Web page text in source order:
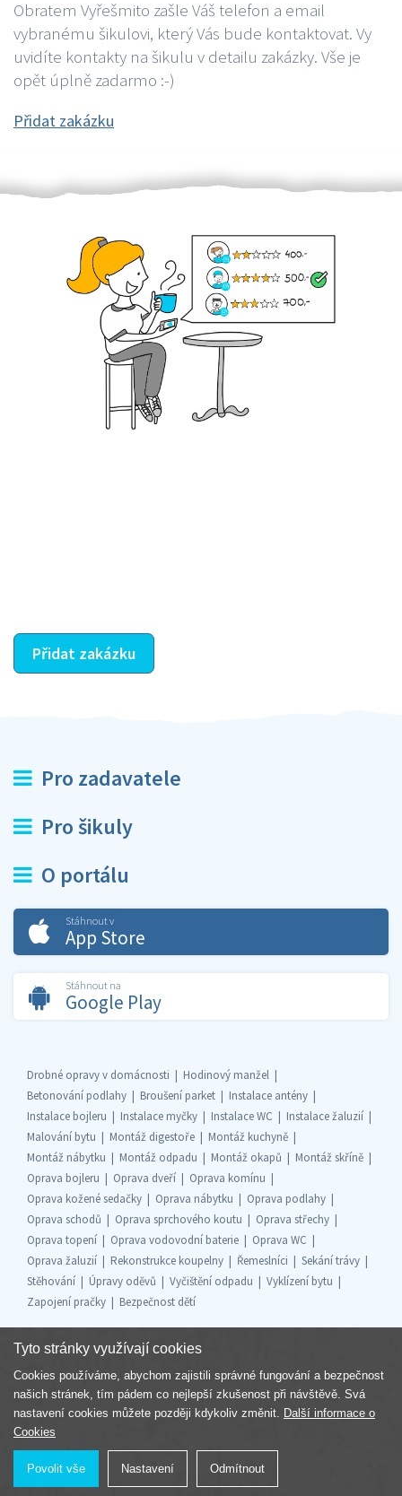
Obratem Vyřešmito zašle Váš telefon a email
vybranému šikulovi, který Vás bude kontaktovat. Vy
uvidíte kontakty na šikulu v detailu zakázky. Vše je
opět úplně zadarmo :-)
Přidat zakázku
Přidat zakázku
Pro zadavatele
Pro šikuly
O portálu
Stáhnout v
App Store
Stáhnout na
Google Play
Drobné opravy v domácnosti
Hodinový manžel
Betonování podlahy
Broušení parket
Instalace antény
Instalace bojleru
Instalace myčky Instalace WC
Instalace žaluzií
Malování bytu
Montáž digestoře
Montáž kuchyně
Montáž nábytku
Montáž odpadu Montáž okapů
Montáž skříně
Oprava bojleru
Oprava dveří
Oprava komínu
Oprava kožené sedačky
Oprava nábytku
Oprava podlahy
Oprava schodů
Oprava sprchového koutu
Oprava střechy
Oprava topení
Oprava vodovodní baterie
Oprava WC
Oprava žaluzií
Rekonstrukce koupelny Řemeslníci
Sekání trávy
Stěhování
Úpravy oděvů Vyčištění odpadu
Vyklízení bytu
Zapojení pračky
Bezpečnost dětí
Součást skupiny
Tyto stránky využívají cookies
Cookies používáme, abychom zajistili správné fungování a bezpečnost
našich stránek, tím pádem co nejlepší zkušenost při návštěvě. Svá
nastavení cookies můžete později kdykoliv změnit. Další informace o
Cookies
Povolit vše Nastavení Odmítnout